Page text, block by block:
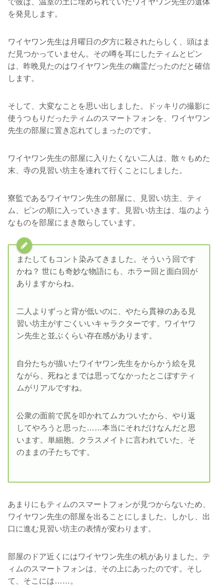
を発見します。
ワイヤワン先生は月曜日の夕方に殺されたらしく、頭はま
だ見つかっていません。その噂を耳にしたティムとピン
は、昨晩見たのはワイヤワン先生の幽霊だったのだと確信
します。
そして、大変なことを思い出しました。ドッキリの撮影に
使うつもりだったティムのスマートフォンを、ワイヤワン
先生の部屋に置き忘れてしまったのです。
ワイヤワン先生の部屋に入りたくない二人は、散々もめた
末、寺の見習い坊主を連れて行くことにしました。
寮監であるワイヤワン先生の部屋に、見習い坊主、ティ
ム、ピンの順に入っていきます。見習い坊主は、塩のよう
なものを部屋にまき散らしています。
またしてもコント染みてきました。そういう回です
かね？ 世にも奇妙な物語にも、ホラー回と面白回が
ありますからね。
二人よりずっと背が低いのに、やたら貫禄のある見
習い坊主がすごくいいキャラクターです。ワイヤワ
ン先生と並ぶくらい存在感があります。
自分たちが描いたワイヤワン先生をからかう絵を見
ながら、死ねとまでは思ってなかったとこぼすティ
ムがリアルですね。
公衆の面前で尻を叩かれてムカついたから、やり返
してやろうと思った……本当にそれだけなんだと思
います。単細胞。クラスメイトに言われていた、そ
のままの子たちです。
あまりにもティムのスマートフォンが見つからないため、
ワイヤワン先生の部屋を出ることにしました。しかし、出
口に進む見習い坊主の表情が変わります。
部屋のドア近くにはワイヤワン先生の机がありました。テ
ィムのスマートフォンは、その上にあったのです。そし
て、そこには……。